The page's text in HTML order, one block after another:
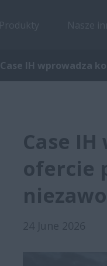
Case IH wprowadza
Case
ofercie